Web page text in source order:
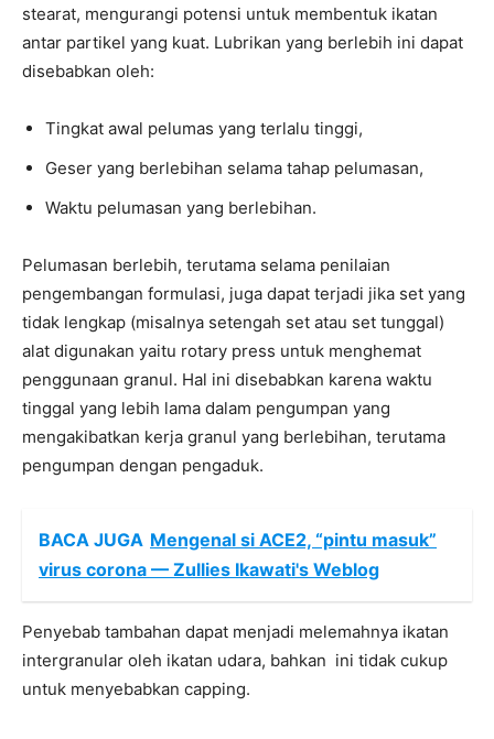
stearat, mengurangi potensi untuk membentuk ikatan
antar partikel yang kuat. Lubrikan yang berlebih ini dapat
disebabkan oleh:
Tingkat awal pelumas yang terlalu tinggi,
Geser yang berlebihan selama tahap pelumasan,
Waktu pelumasan yang berlebihan.
Pelumasan berlebih, terutama selama penilaian
pengembangan formulasi, juga dapat terjadi jika set yang
tidak lengkap (misalnya setengah set atau set tunggal)
alat digunakan yaitu rotary press untuk menghemat
penggunaan granul. Hal ini disebabkan karena waktu
tinggal yang lebih lama dalam pengumpan yang
mengakibatkan kerja granul yang berlebihan, terutama
pengumpan dengan pengaduk.
BACA JUGA Mengenal si ACE2, “pintu masuk”
virus corona — Zullies Ikawati's Weblog
Penyebab tambahan dapat menjadi melemahnya ikatan
intergranular oleh ikatan udara, bahkan ini tidak cukup
untuk menyebabkan capping.